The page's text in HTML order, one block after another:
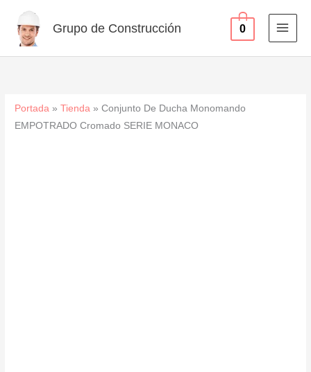
contenido
Grupo de Construcción 0
Portada »Tienda »Conjunto De Ducha Monomando
EMPOTRADO Cromado SERIE MONACO
SERIE
MONACO